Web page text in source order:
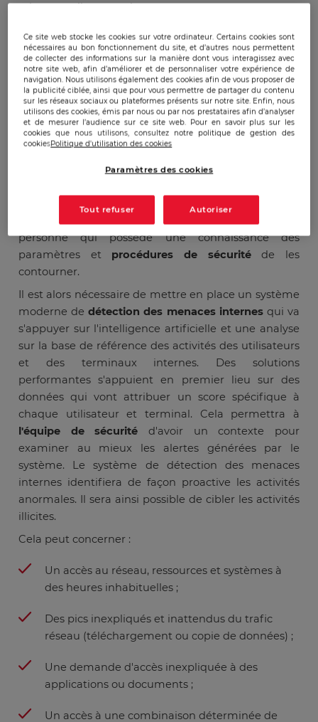
raisons expliquent cela :
La majorité des outils et solutions mis en place
pour la sécurité visent en premier lieu les
menaces externes ;
Les utilisateurs internes connaissent bien les
paramètres réseau.
permettent pas de bien détecter les menaces
règles externes et reposent sur la mise en
correspondance de profils. Il sera très facile pour une
personne qui possède une connaissance des
paramètres et procédures de sécuritéde les
contourner.
Il est alors nécessaire de mettre en place un système
moderne dedétection des menaces internesqui va
s'appuyer sur l'intelligence artificielle et une analyse
sur la base de référence des activités des utilisateurs
et des terminaux internes. Des solutions
performantes s'appuient en premier lieu sur des
données qui vont attribuer un score spécifique à
chaque utilisateur et terminal. Cela permettra à
l'équipe de sécurité d'avoir un contexte pour
examiner au mieux les alertes générées par le
système. Le système de détection des menaces
internes identifiera de façon proactive les activités
anormales. Il sera ainsi possible de cibler les activités
illicites.
Cela peut concerner :
Un accès au réseau, ressources et systèmes à
des heures inhabituelles ;
Des pics inexpliqués et inattendus du trafic
réseau (téléchargement ou copie de données) ;
Une demande d'accès inexpliquée à des
applications ou documents ;
Un accès à une combinaison déterminée de
Ce site web stocke les cookies sur votre ordinateur. Certains cookies sont
nécessaires au bon fonctionnement du site, et d’autres nous permettent
de collecter des informations sur la manière dont vous interagissez avec
notre site web, afin d’améliorer et de personnaliser votre expérience de
navigation. Nous utilisons également des cookies afin de vous proposer de
la publicité ciblée, ainsi que pour vous permettre de partager du contenu
sur les réseaux sociaux ou plateformes présents sur notre site. Enfin, nous
utilisons des cookies, émis par nous ou par nos prestataires afin d’analyser
et de mesurer l’audience sur ce site web. Pour en savoir plus sur les
cookies que nous utilisons, consultez notre politique de gestion des
cookiesPolitique d'utilisation des cookies
Paramètres des cookies
Tout refuser Autoriser